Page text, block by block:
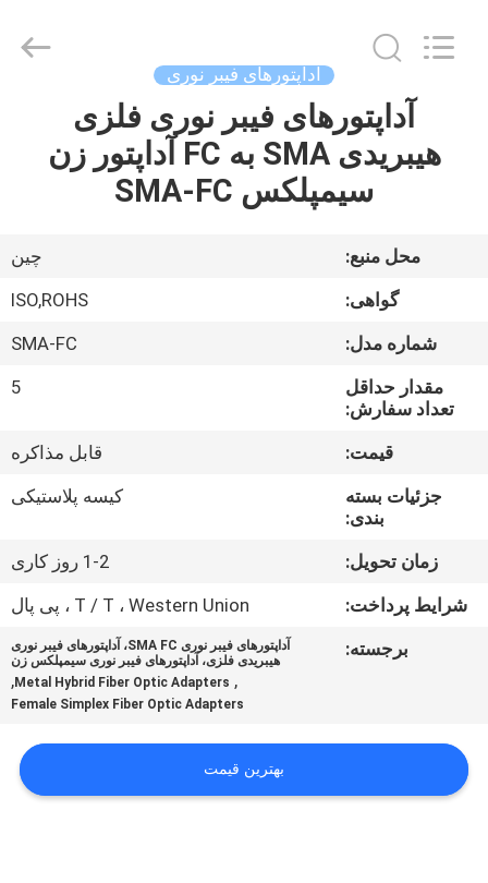
محصولات
درباره
کارخانه
کیفیت
ما
اخبار
Electronics&Communication
آداپتورهای فیبر نوری
آداپتورهای فیبر نوری فلزی
هیبریدی SMA به FC آداپتور زن
سیمپلکس SMA-FC
محل منبع:
چین
گواهی:
ISO,ROHS
شماره مدل:
SMA-FC
مقدار حداقل
تعداد سفارش:
5
قیمت:
قابل مذاکره
جزئیات بسته
بندی:
کیسه پلاستیکی
زمان تحویل:
1-2 روز کاری
شرایط پرداخت:
T / T ، Western Union ، پی پال
برجسته:
آداپتورهای فیبر نوری SMA FC، آداپتورهای فیبر نوری
هیبریدی فلزی، آداپتورهای فیبر نوری سیمپلکس زن
,
Metal Hybrid Fiber Optic Adapters
,
Female Simplex Fiber Optic Adapters
بهترین قیمت